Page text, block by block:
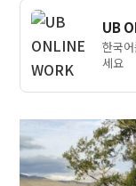
UB
한국
세요